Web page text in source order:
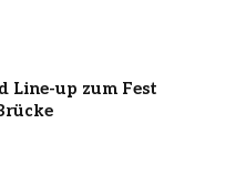
Line-up zum Fest